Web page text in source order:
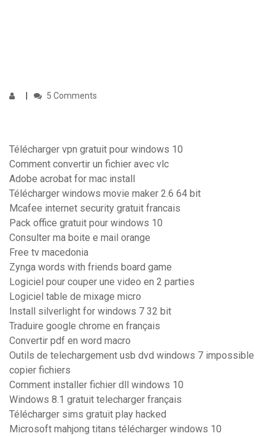
5 Comments
Télécharger vpn gratuit pour windows 10
Comment convertir un fichier avec vlc
Adobe acrobat for mac install
Télécharger windows movie maker 2.6 64 bit
Mcafee internet security gratuit francais
Pack office gratuit pour windows 10
Consulter ma boite e mail orange
Free tv macedonia
Zynga words with friends board game
Logiciel pour couper une video en 2 parties
Logiciel table de mixage micro
Install silverlight for windows 7 32 bit
Traduire google chrome en français
Convertir pdf en word macro
Outils de telechargement usb dvd windows 7 impossible
copier fichiers
Comment installer fichier dll windows 10
Windows 8.1 gratuit telecharger français
Télécharger sims gratuit play hacked
Microsoft mahjong titans télécharger windows 10